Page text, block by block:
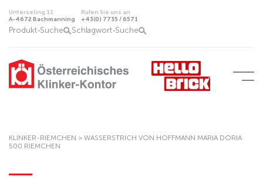
Unterseling 11
A-4672 Bachmanning
Rufen Sie uns an
+43(0) 7735 / 6571
Produkt-Suche Schlagwort-Suche
KLINKER-RIEMCHEN > WASSERSTRICH VON HOFFMANN MARIA DORIA
500 RIEMCHEN